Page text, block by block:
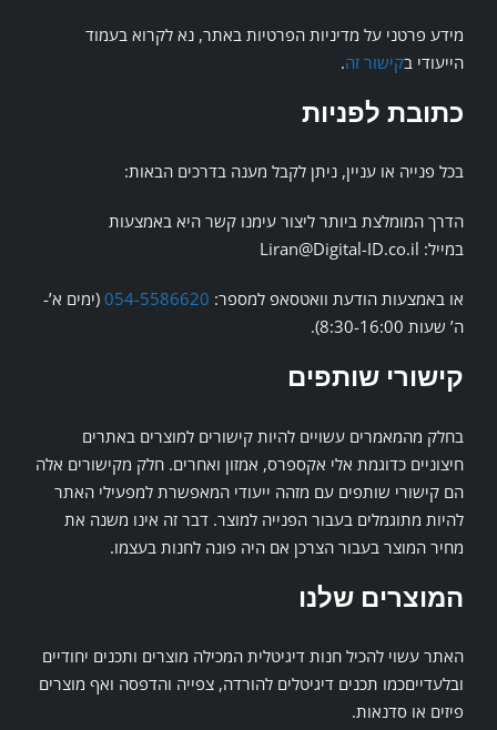
מידע פרטני על מדיניות הפרטיות באתר, נא לקרוא בעמוד
הייעודי בקישור זה.
כתובת לפניות
בכל פנייה או עניין, ניתן לקבל מענה בדרכים הבאות:
הדרך המומלצת ביותר ליצור עימנו קשר היא באמצעות
במייל: Liran@Digital-ID.co.il
או באמצעות הודעת וואטסאפ למספר: 054-5586620(ימים א’-
ה’ שעות 8:30-16:00).
קישורי שותפים
בחלק מהמאמרים עשויים להיות קישורים למוצרים באתרים
חיצוניים כדוגמת אלי אקספרס, אמזון ואחרים. חלק מקישורים אלה
הם קישורי שותפים עם מזהה ייעודי המאפשרת למפעילי האתר
להיות מתוגמלים בעבור הפנייה למוצר. דבר זה אינו משנה את
מחיר המוצר בעבור הצרכן אם היה פונה לחנות בעצמו.
המוצרים שלנו
האתר עשוי להכיל חנות דיגיטלית המכילה מוצרים ותכנים יחודיים
ובלעדייםכמו תכנים דיגיטלים להורדה, צפייה והדפסה ואף מוצרים
פיזים או סדנאות.